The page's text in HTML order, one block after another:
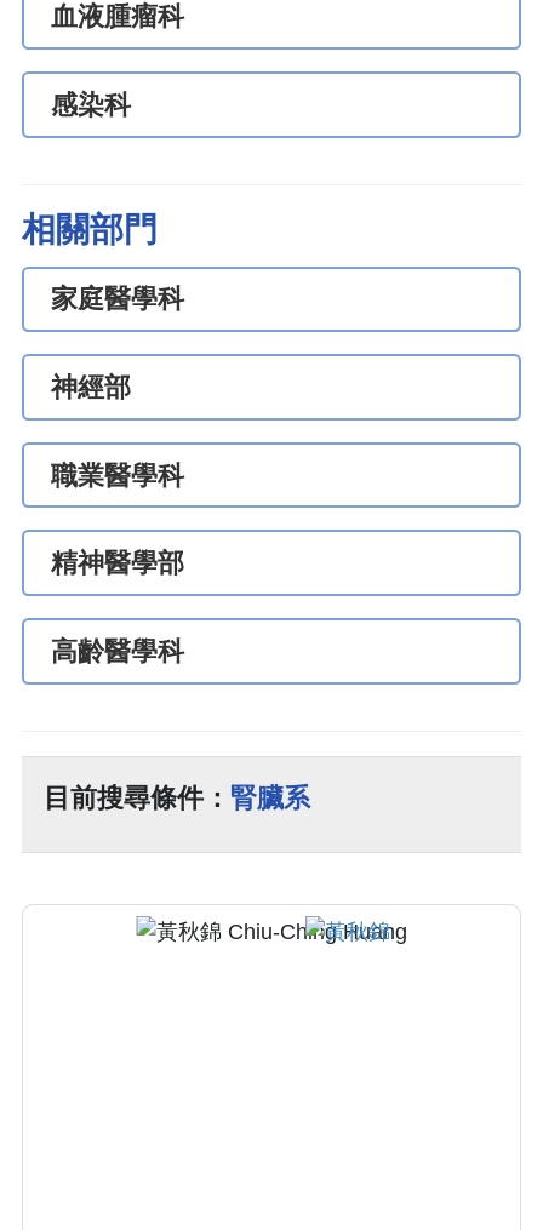
血液腫瘤科
感染科
相關部門
家庭醫學科
神經部
職業醫學科
精神醫學部
高齡醫學科
目前搜尋條件： 腎臟系